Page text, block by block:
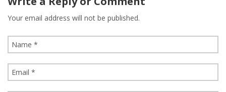
Your email address will not be published.